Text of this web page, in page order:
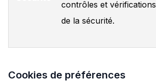
contrôles et vérifications
de la sécurité.
Cookies de préférences